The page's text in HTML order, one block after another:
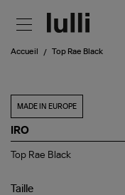
Accueil Top Rae Black
MADE IN EUROPE
IRO
Top
Top Rae Black
Taille